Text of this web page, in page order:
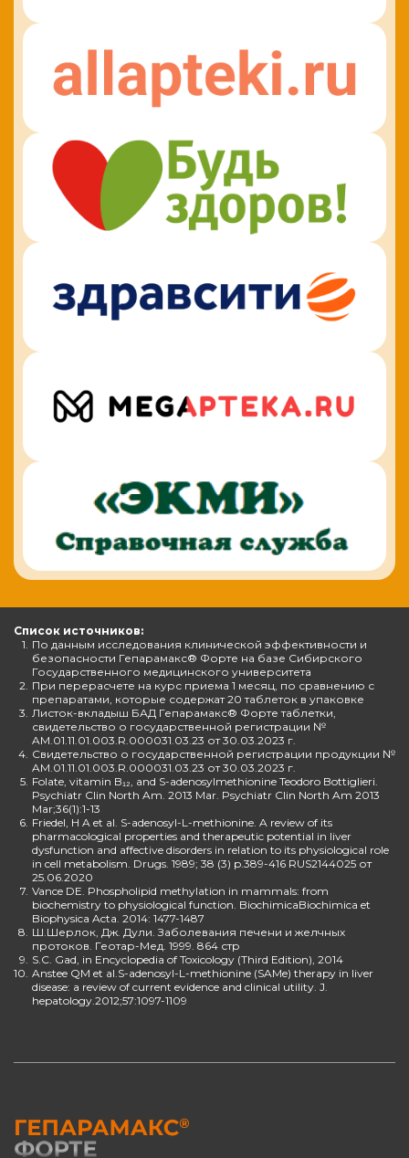
Список источников:
1. По данным исследования клинической эффективности и
безопасности Гепарамакс® Форте на базе Сибирского
Государственного медицинского университета
2. При перерасчете на курс приема 1 месяц, по сравнению с
препаратами, которые содержат 20 таблеток в упаковке
3. Листок-вкладыш БАД Гепарамакс® Форте таблетки,
свидетельство о государственной регистрации №
AM.01.11.01.003.R.000031.03.23 от 30.03.2023 г.
4. Свидетельство о государственной регистрации продукции №
AM.01.11.01.003.R.000031.03.23 от 30.03.2023 г.
5. Folate, vitamin B₁₂, and S-adenosylmethionine Teodoro Bottiglieri.
Psychiatr Clin North Am. 2013 Mar. Psychiatr Clin North Am 2013
Mar;36(1):1-13
6. Friedel, H A et al. S-adenosyl-L-methionine. A review of its
pharmacological properties and therapeutic potential in liver
dysfunction and affective disorders in relation to its physiological role
in cell metabolism. Drugs. 1989; 38 (3) p.389-416 RUS2144025 от
25.06.2020
7. Vance DE. Phospholipid methylation in mammals: from
biochemistry to physiological function. BiochimicaBiochimica et
Biophysica Acta. 2014: 1477-1487
8. Ш.Шерлок, Дж. Дули. Заболевания печени и желчных
протоков. Геотар-Мед. 1999. 864 стр
9. S.C. Gad, in Encyclopedia of Toxicology (Third Edition), 2014
10. Anstee QM et al.S-adenosyl-L-methionine (SAMe) therapy in liver
disease: a review of current evidence and clinical utility. J.
hepatology.2012;57:1097-1109